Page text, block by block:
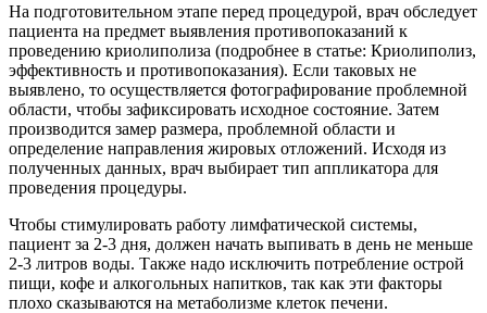
На подготовительном этапе перед процедурой, врач обследует
пациента на предмет выявления противопоказаний к
проведению криолиполиза (подробнее в статье: Криолиполиз,
эффективность и противопоказания). Если таковых не
выявлено, то осуществляется фотографирование проблемной
области, чтобы зафиксировать исходное состояние. Затем
производится замер размера, проблемной области и
определение направления жировых отложений. Исходя из
полученных данных, врач выбирает тип аппликатора для
проведения процедуры.
Чтобы стимулировать работу лимфатической системы,
пациент за 2-3 дня, должен начать выпивать в день не меньше
2-3 литров воды. Также надо исключить потребление острой
пищи, кофе и алкогольных напитков, так как эти факторы
плохо сказываются на метаболизме клеток печени.